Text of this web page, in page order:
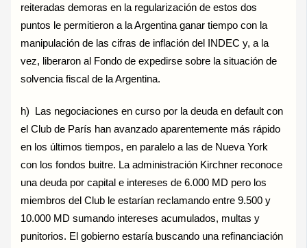
reiteradas demoras en la regularización de estos dos
puntos le permitieron a la Argentina ganar tiempo con la
manipulación de las cifras de inflación del INDEC y, a la
vez, liberaron al Fondo de expedirse sobre la situación de
solvencia fiscal de la Argentina.
h) Las negociaciones en curso por la deuda en default con
el Club de París han avanzado aparentemente más rápido
en los últimos tiempos, en paralelo a las de Nueva York
con los fondos buitre. La administración Kirchner reconoce
una deuda por capital e intereses de 6.000 MD pero los
miembros del Club le estarían reclamando entre 9.500 y
10.000 MD sumando intereses acumulados, multas y
punitorios. El gobierno estaría buscando una refinanciación